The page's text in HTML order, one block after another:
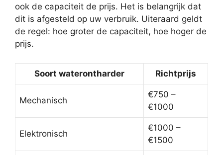
ook de capaciteit de prijs. Het is belangrijk dat
dit is afgesteld op uw verbruik. Uiteraard geldt
de regel: hoe groter de capaciteit, hoe hoger de
prijs.
Soort waterontharder Richtprijs
Mechanisch
€750 –
€1000
Elektronisch
€1000 –
€1500